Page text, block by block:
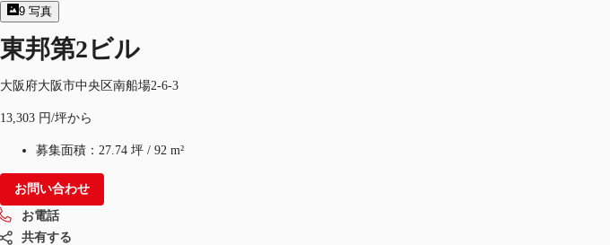
9 写真
東邦第2ビル
大阪府大阪市中央区南船場2-6-3
13,303 円/坪から
募集面積： 27.74 坪 / 92 m²
お問い合わせ
お電話
共有する